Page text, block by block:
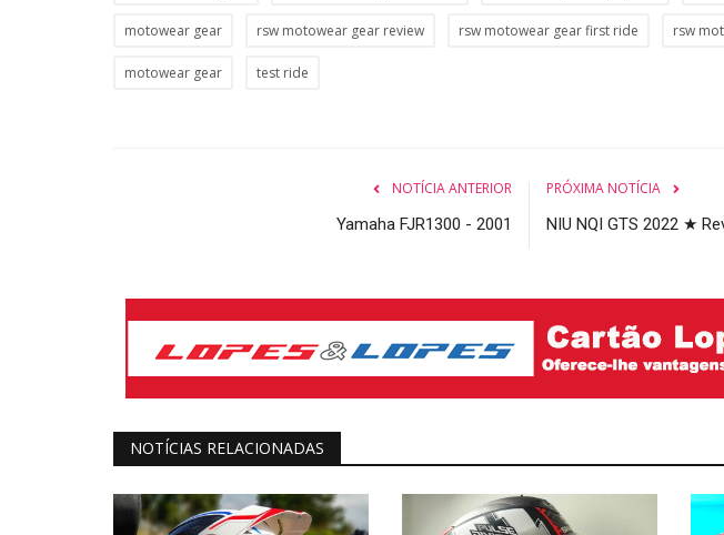
motowear gear rsw motowear gear review rsw motowear gear first ride rsw
motowear gear test ride
NOTÍCIA ANTERIOR
Yamaha FJR1300 - 2001
PRÓXIMA NOTÍCIA
NIU NQI GTS 2022 ★
NOTÍCIAS RELACIONADAS